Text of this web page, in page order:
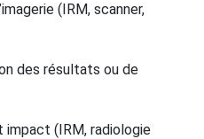
(IRM, scanner,
des résultats ou de
(IRM, radiologie